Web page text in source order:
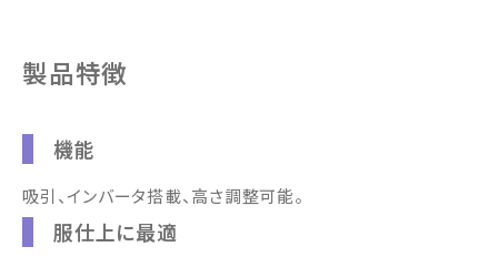
製品特徴
機能
吸引、インバータ搭載、高さ調整可能。
服仕上に最適